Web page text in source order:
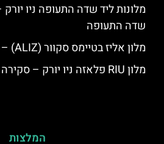
מלונות ליד שדה התעופה ניו יורק
שדה התעופה
מלון אליז בטיימס סקוור (ALIZ) – סקירה
מלון RIU פלאזה ניו יורק – סקירה
המלצות